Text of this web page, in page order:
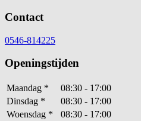
Contact
0546-814225
Openingstijden
Maandag *
08:30 - 17:00
Dinsdag *
08:30 - 17:00
Woensdag *
08:30 - 17:00